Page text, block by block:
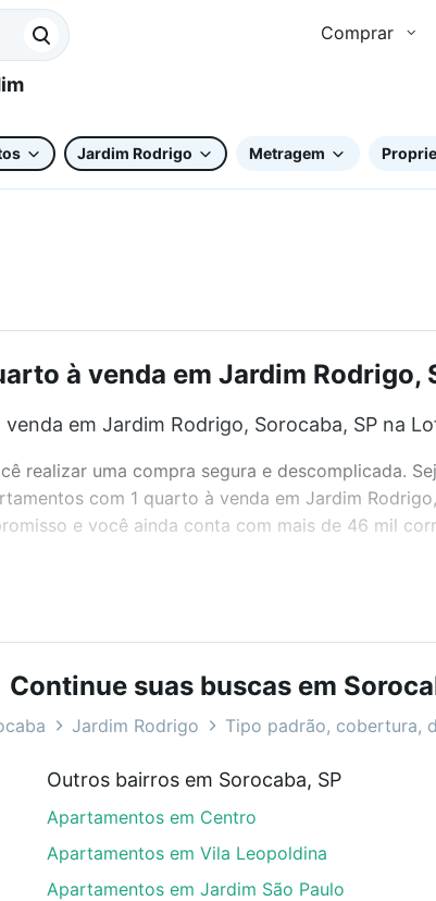
Comprar
Jardim Rodrigo Metragem
à venda em Jardim Rodrigo,
em Jardim Rodrigo, Sorocaba, SP na
realizar uma compra segura e descomplicada.
com 1 quarto à venda em Jardim
e você ainda conta com mais de 46 mil
e até condomínios favoritos. Você
com o preço, metragem e comodidades, como
Sorocaba, SP ideal para você na Loft.
com 1 quarto à venda em Jardim
se adequar ao seu orçamento. Se ainda tem
e conte com a gente para comprar o
Continue suas buscas em
Jardim Rodrigo Tipo padrão, cobertura,
Outros bairros em Sorocaba, SP
Apartamentos em Centro
Apartamentos em Vila Leopoldina
Apartamentos em Jardim São Paulo